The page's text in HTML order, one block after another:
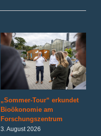
„Sommer-Tour“ erkundet
Bioökonomie am
Forschungszentrum
3. August 2026